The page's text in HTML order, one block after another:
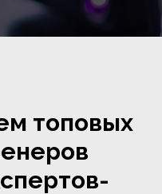
топовых